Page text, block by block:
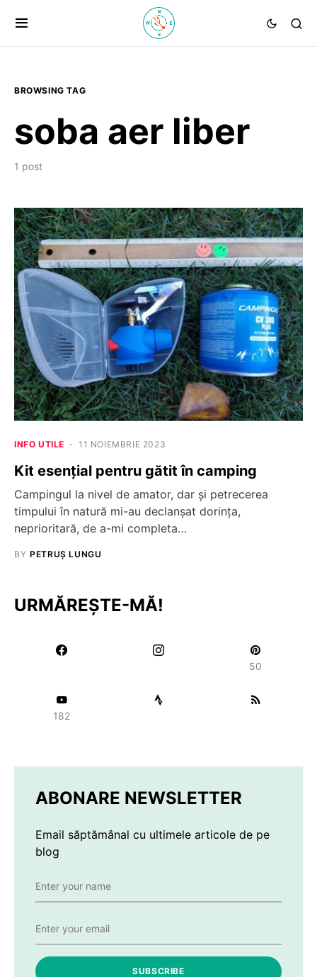
BROWSING TAG
soba aer liber
1 post
INFO UTILE 11 NOIEMBRIE 2023
Kit esențial pentru gătit în camping
Campingul la nivel de amator, dar și petrecerea
timpului în natură mi-au declanșat dorința,
neprioritară, de a-mi completa…
BY PETRUȘ LUNGU
URMĂREȘTE-MĂ!
50
182
ABONARE NEWSLETTER
Email săptămânal cu ultimele articole de pe
blog
SUBSCRIBE